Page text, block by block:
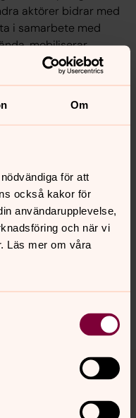
Om
för att
också kakor för
användarupplevelse,
och när vi
Läs mer om våra
aktörer bidrar med
i samarbete med
mobiliserar
på det bästa, men
Björn Kling,
eller på
sidans